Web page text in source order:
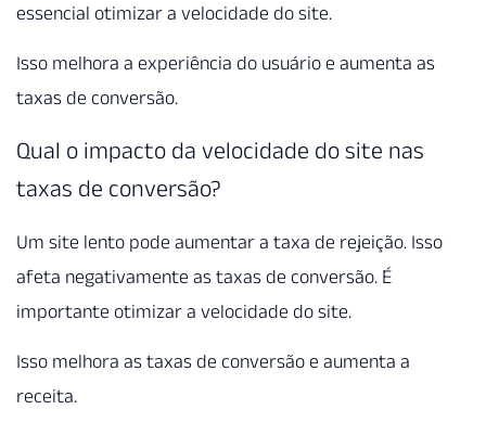
essencial otimizar a velocidade do site.
Isso melhora a experiência do usuário e aumenta as
taxas de conversão.
Qual o impacto da velocidade do site nas
taxas de conversão?
Um site lento pode aumentar a taxa de rejeição. Isso
afeta negativamente as taxas de conversão. É
importante otimizar a velocidade do site.
Isso melhora as taxas de conversão e aumenta a
receita.